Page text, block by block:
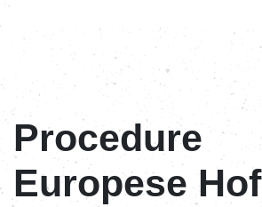
Procedure
Europese Hof